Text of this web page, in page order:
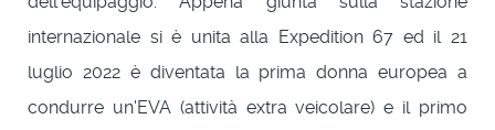
internazionale si è unita alla Expedition 67 ed il 21
luglio 2022 è diventata la prima donna europea a
condurre un'EVA (attività extra veicolare) e il primo